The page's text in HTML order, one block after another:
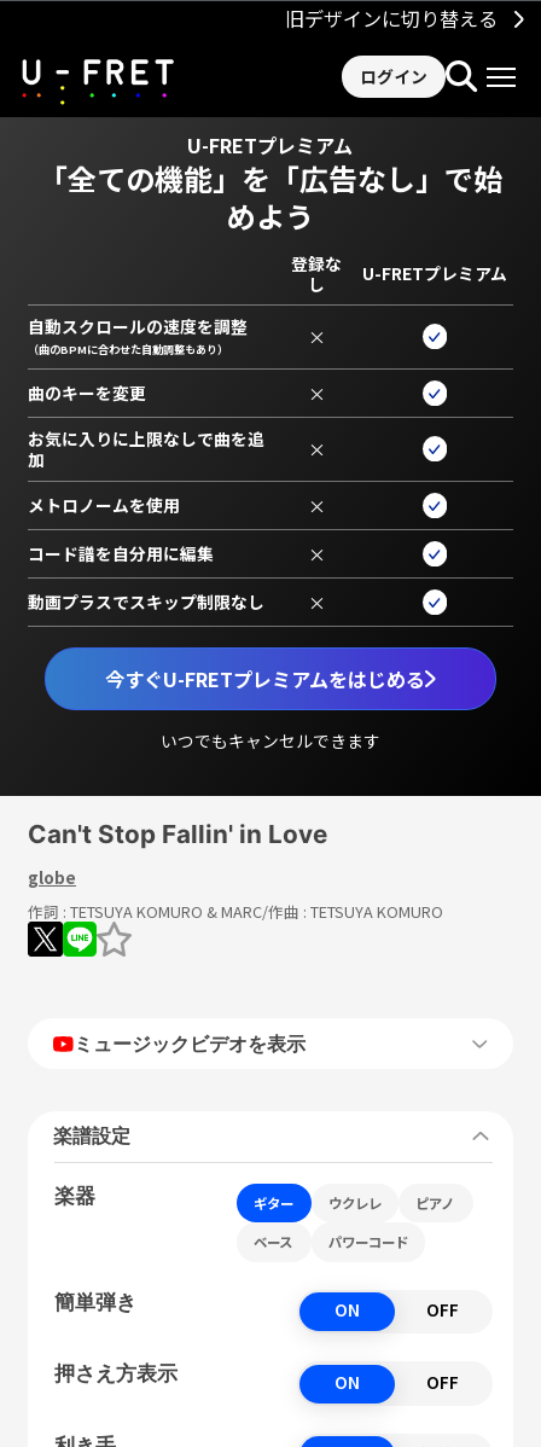
旧デザインに切り替える
ログイン
U-FRETプレミアム
「全ての機能」を 「広告なし」で始
めよう
今すぐU-FRETプレミアムをはじめる
いつでもキャンセルできます
登録な
し
U-FRETプレミアム
自動スクロールの速度を調整
（曲のBPMに合わせた自動調整もあり） ×
曲のキーを変更 ×
お気に入りに上限なしで曲を追
加
×
メトロノームを使用 ×
コード譜を自分用に編集 ×
動画プラスでスキップ制限なし ×
Can't Stop Fallin' in Love
globe
作詞 : TETSUYA KOMURO & MARC/作曲 : TETSUYA KOMURO
ミュージックビデオを表示
楽譜設定
楽器 ギター ウクレレ ピアノ
ベース パワーコード
簡単弾き ON OFF
押さえ方表示 ON OFF